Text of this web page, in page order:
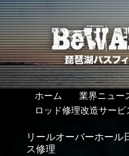
ホーム 業界ニュー
ロッド修理改造サービ
リールオーバーホール
ス修理